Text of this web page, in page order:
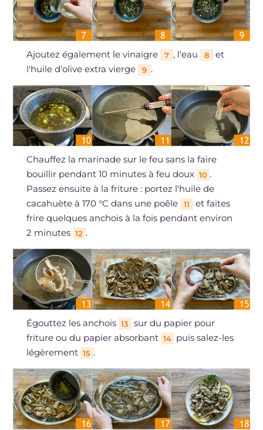
Ajoutez également le vinaigre 7 , l'eau 8
et
l'huile d'olive extra vierge
9 .
Chauffez la marinade sur le feu sans la faire
bouillir pendant 10 minutes à feu doux 10 .
Passez ensuite à la friture : portez l'huile de
cacahuète à 170 °C dans une poêle
11
et faites
frire quelques anchois à la fois pendant environ
2 minutes 12 .
Égouttez les anchois 13
sur du papier pour
friture ou du papier absorbant 14 puis salez-les
légèrement 15 .